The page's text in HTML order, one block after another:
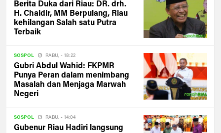
Berita Duka dari Riau: DR. drh.
H. Chaidir, MM Berpulang, Riau
kehilangan Salah satu Putra
Terbaik
SOSPOL RABU, - 18:22
Gubri Abdul Wahid: FKPMR
Punya Peran dalam menimbang
Masalah dan Menjaga Marwah
Negeri
SOSPOL RABU, - 14:04
Gubenur Riau Hadiri langsung